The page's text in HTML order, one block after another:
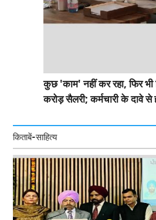
कुछ 'काम' नहीं कर रहा, फिर भी
करोड़ सैलरी; कर्मचारी के दावे
किताबें-साहित्य